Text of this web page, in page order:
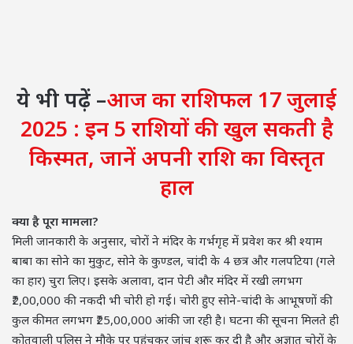
ये भी पढ़ें –आज का राशिफल 17 जुलाई
2025 : इन 5 राशियों की खुल सकती है
किस्मत, जानें अपनी राशि का विस्तृत
हाल
क्या है पूरा मामला?
मिली जानकारी के अनुसार, चोरों ने मंदिर के गर्भगृह में प्रवेश कर श्री श्याम
बाबा का सोने का मुकुट, सोने के कुण्डल, चांदी के 4 छत्र और गलपटिया (गले
का हार) चुरा लिए। इसके अलावा, दान पेटी और मंदिर में रखी लगभग
₹2,00,000 की नकदी भी चोरी हो गई। चोरी हुए सोने-चांदी के आभूषणों की
कुल कीमत लगभग ₹25,00,000 आंकी जा रही है। घटना की सूचना मिलते ही
कोतवाली पुलिस ने मौके पर पहुंचकर जांच शुरू कर दी है और अज्ञात चोरों के